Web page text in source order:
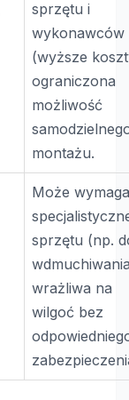
sprzętu i
wykonawców
(wyższe
ograniczona
możliwość
montażu.
Może
sprzętu (np.
wrażliwa na
wilgoć bez